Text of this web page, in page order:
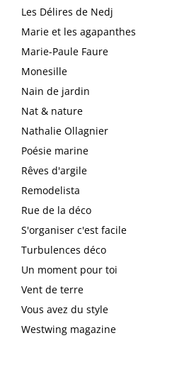
Les Délires de Nedj
Marie et les agapanthes
Marie-Paule Faure
Monesille
Nain de jardin
Nat & nature
Nathalie Ollagnier
Poésie marine
Rêves d'argile
Remodelista
Rue de la déco
S'organiser c'est facile
Turbulences déco
Un moment pour toi
Vent de terre
Vous avez du style
Westwing magazine